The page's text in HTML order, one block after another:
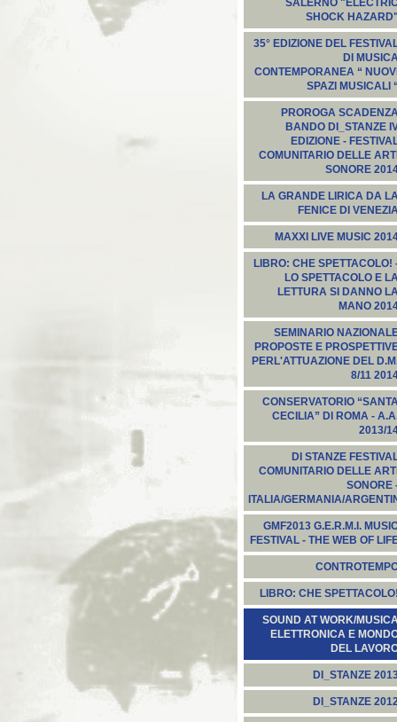
SALERNO "ELECTRIC
SHOCK HAZARD"
35° EDIZIONE DEL
DI MUSICA
CONTEMPORANEA “ NUOVI
SPAZI MUSICALI “
PROROGA SCADENZA
BANDO DI_STANZE
EDIZIONE -
COMUNITARIO DELLE ARTI
SONORE
LA GRANDE LIRICA DA LA
FENICE DI VENEZIA
MAXXI LIVE MUSIC
LIBRO: CHE SPETTACOLO!
LO SPETTACOLO E LA
LETTURA SI DANNO LA
MANO
SEMINARIO
PROPOSTE E
PERL'ATTUAZIONE DEL
8/11
CONSERVATORIO “SANTA
CECILIA” DI ROMA -
2013/
DI STANZE
COMUNITARIO DELLE ARTI
SONORE
ITALIA/GERMANIA/
GMF2013 G.E.R.M.I. MUSIC
FESTIVAL - THE WEB OF
LIBRO: CHE SPETTACOLO!
SOUND AT WORK/MUSICA
ELETTRONICA E
DEL
DI_STANZE
DI_STANZE 2012